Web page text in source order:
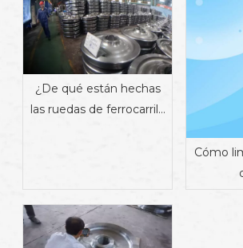
¿De qué están hechas
las ruedas de ferrocarril?
Cómo